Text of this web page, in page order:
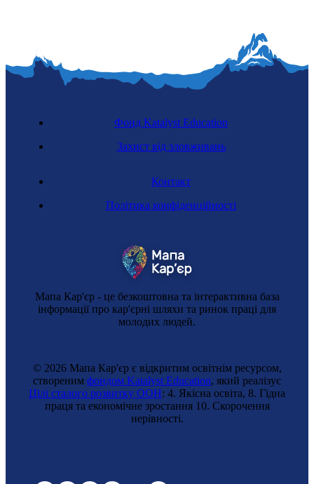
Регульована професія
Технікиня з автоматизації руху поїздів
Мапа Кар'єр - це безкоштовна та інтерактивна база
інформації про кар'єрні шляхи та ринок праці для
молодих людей.
Контакт
Політика конфіденційності
Фонд Katalyst Education
Захист від зловживань
© 2026 Мапа Кар'єр є відкритим освітнім ресурсом,
створеним фондом Katalyst Education, який реалізує
Цілі сталого розвитку ООН: 4. Якісна освіта, 8. Гідна
праця та економічне зростання 10. Cкорочення
нерівності.